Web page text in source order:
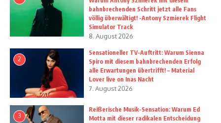
bahnbrechenden Schritt jetzt alle Fans
völlig überwältigt! -Antony Szmierek Flight
Simulator Track
8. August 2026
2
Sensationeller TV-Auftritt: Warum Sienna
Spiro mit diesem bahnbrechenden Erfolg
alle Erwartungen übertrifft! – Material
Lover live on Inas Nacht
7. August 2026
3
Reißerische Musik-Sensation: Warum Ed
Motta mit dieser radikalen Entscheidung